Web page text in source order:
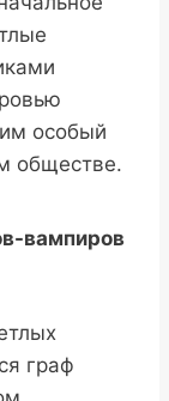
особый
обществе.
вампиров
граф